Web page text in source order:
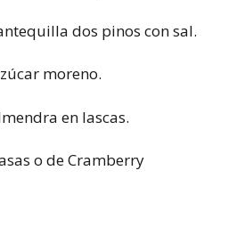
dos pinos con sal.
moreno.
en lascas.
o de Cramberry